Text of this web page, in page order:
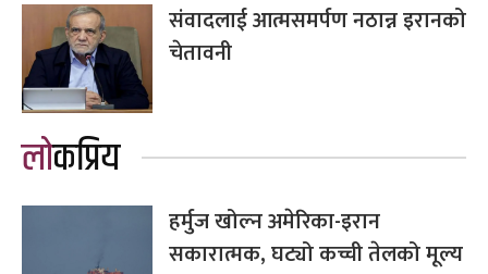
संवादलाई आत्मसमर्पण नठान्न इरानको
चेतावनी
लोकप्रिय
हर्मुज खोल्न अमेरिका-इरान
सकारात्मक, घट्यो कच्ची तेलको मूल्य